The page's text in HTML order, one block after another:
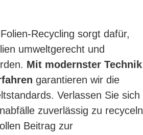
Recycling sorgt dafür,
umweltgerecht und
Mit modernster Technik
garantieren wir die
Verlassen Sie sich
zuverlässig zu recyceln
Beitrag zur